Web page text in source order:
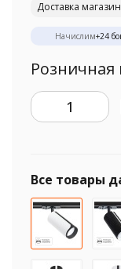
Доставка
Начислим+24
Розничная
Все товары